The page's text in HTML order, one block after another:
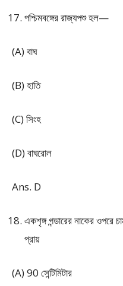
পশ্চিমবঙ্গের রাজ্যপশু হল—
(A) বাঘ
(B) হাতি
(C) সিংহ
(D) বাঘরোল
Ans. D
একশৃঙ্গ গন্ডারের নাকের ওপরে
প্রায়
(A) 90 সেন্টিমিটার